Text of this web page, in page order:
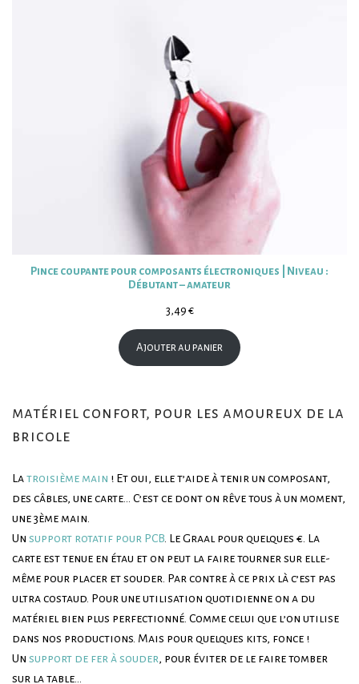
Pince coupante pour composants électroniques | Niveau :
Débutant – amateur
3,49 €
Ajouter au panier
matériel confort, pour les amoureux de la
bricole
Latroisième main ! Et oui, elle t’aide à tenir un composant,
des câbles, une carte… C’est ce dont on rêve tous à un moment,
une 3ème main.
Un support rotatif pour PCB . Le Graal pour quelques €. La
carte est tenue en étau et on peut la faire tourner sur elle-
même pour placer et souder. Par contre à ce prix là c’est pas
ultra costaud. Pour une utilisation quotidienne on a du
matériel bien plus perfectionné. Comme celui que l’on utilise
dans nos productions. Mais pour quelques kits, fonce !
Un support de fer à souder, pour éviter de le faire tomber
sur la table…